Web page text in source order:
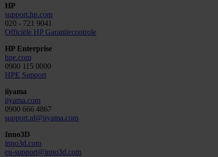
HP
support.hp.com
020 - 721 9041
Officiële HP Garantiecontrole
HP Enterprise
hpe.com
0900 115 0000
HPE Support
iiyama
iiyama.com
0900 666 4867
support.nl@iiyama.com
Inno3D
inno3d.com
eu-support@inno3d.com